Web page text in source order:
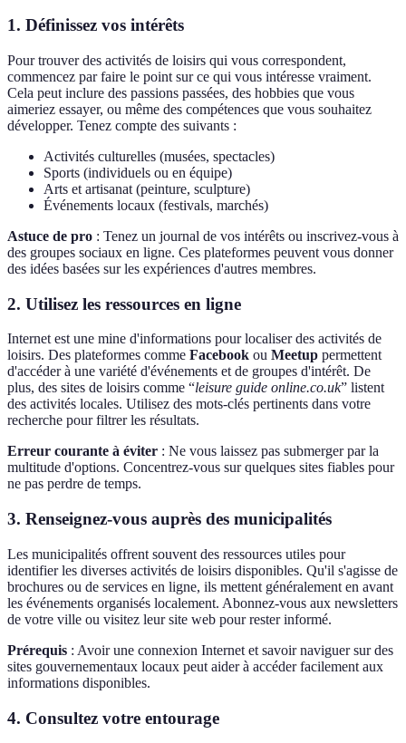
1. Définissez vos intérêts
Pour trouver des activités de loisirs qui vous correspondent,
commencez par faire le point sur ce qui vous intéresse vraiment.
Cela peut inclure des passions passées, des hobbies que vous
aimeriez essayer, ou même des compétences que vous souhaitez
développer. Tenez compte des suivants :
Activités culturelles (musées, spectacles)
Sports (individuels ou en équipe)
Arts et artisanat (peinture, sculpture)
Événements locaux (festivals, marchés)
Astuce de pro : Tenez un journal de vos intérêts ou inscrivez-vous à
des groupes sociaux en ligne. Ces plateformes peuvent vous donner
des idées basées sur les expériences d'autres membres.
2. Utilisez les ressources en ligne
Internet est une mine d'informations pour localiser des activités de
loisirs. Des plateformes comme Facebook ou Meetup permettent
d'accéder à une variété d'événements et de groupes d'intérêt. De
plus, des sites de loisirs comme “leisure guide online.co.uk” listent
des activités locales. Utilisez des mots-clés pertinents dans votre
recherche pour filtrer les résultats.
Erreur courante à éviter : Ne vous laissez pas submerger par la
multitude d'options. Concentrez-vous sur quelques sites fiables pour
ne pas perdre de temps.
3. Renseignez-vous auprès des municipalités
Les municipalités offrent souvent des ressources utiles pour
identifier les diverses activités de loisirs disponibles. Qu'il s'agisse de
brochures ou de services en ligne, ils mettent généralement en avant
les événements organisés localement. Abonnez-vous aux newsletters
de votre ville ou visitez leur site web pour rester informé.
Prérequis : Avoir une connexion Internet et savoir naviguer sur des
sites gouvernementaux locaux peut aider à accéder facilement aux
informations disponibles.
4. Consultez votre entourage